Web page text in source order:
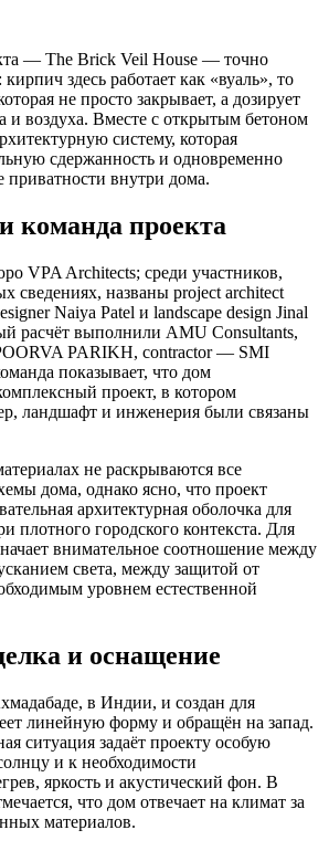
— The Brick Veil House — точно
здесь работает как «вуаль», то
не просто закрывает, а дозирует
и воздуха. Вместе с открытым бетоном
систему, которая
сдержанность и одновременно
внутри дома.
команда проекта
VPA Architects; среди участников,
сведениях, названы project architect
Naiya Patel и landscape design Jinal
расчёт выполнили AMU Consultants,
PARIKH, contractor — SMI
показывает, что дом
проект, в котором
ландшафт и инженерия были связаны
не раскрываются все
дома, однако ясно, что проект
архитектурная оболочка для
плотного городского контекста. Для
внимательное соотношение между
света, между защитой от
уровнем естественной
и оснащение
в Индии, и создан для
линейную форму и обращён на запад.
ситуация задаёт проекту особую
и к необходимости
яркость и акустический фон. В
что дом отвечает на климат за
материалов.